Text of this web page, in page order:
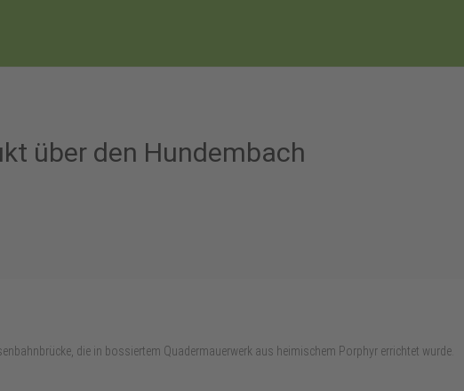
über den Hundembach
die in bossiertem Quadermauerwerk aus heimischem Porphyr errichtet wurde.